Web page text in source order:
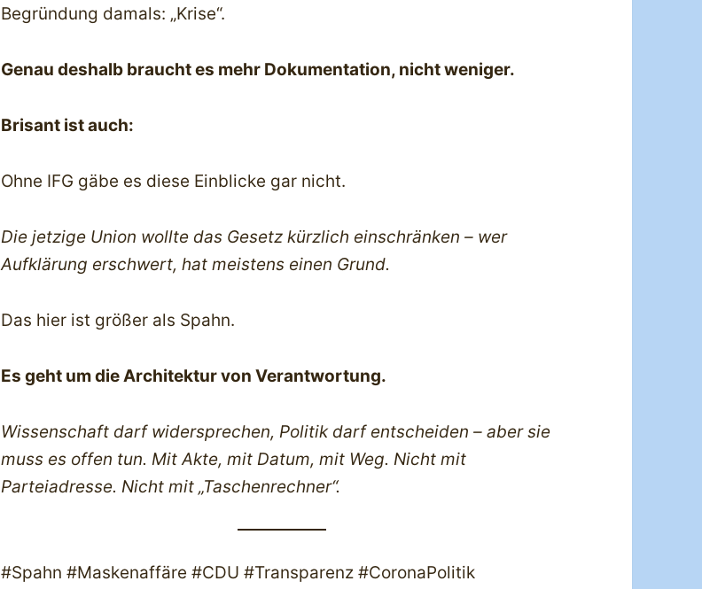
Begründung damals: „Krise“.
Genau deshalb braucht es mehr Dokumentation, nicht weniger.
Brisant ist auch:
Ohne IFG gäbe es diese Einblicke gar nicht.
Die jetzige Union wollte das Gesetz kürzlich einschränken – wer
Aufklärung erschwert, hat meistens einen Grund.
Das hier ist größer als Spahn.
Es geht um die Architektur von Verantwortung.
Wissenschaft darf widersprechen, Politik darf entscheiden – aber sie
muss es offen tun. Mit Akte, mit Datum, mit Weg. Nicht mit
Parteiadresse. Nicht mit „Taschenrechner“.
#Spahn #Maskenaffäre #CDU #Transparenz #CoronaPolitik